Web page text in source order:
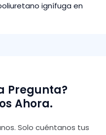
ignífuga en
Pregunta?
Ahora.
Solo cuéntanos tus